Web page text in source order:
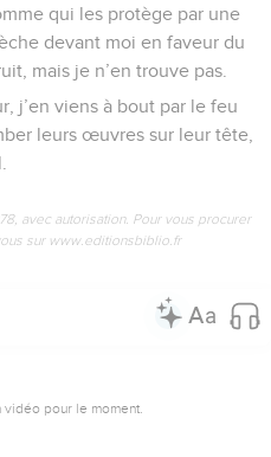
qui les protège par une
devant moi en faveur du
mais je n’en trouve pas.
j’en viens à bout par le feu
leurs œuvres sur leur tête,
avec autorisation. Pour vous procurer
sur www.editionsbiblio.fr
pour le moment.